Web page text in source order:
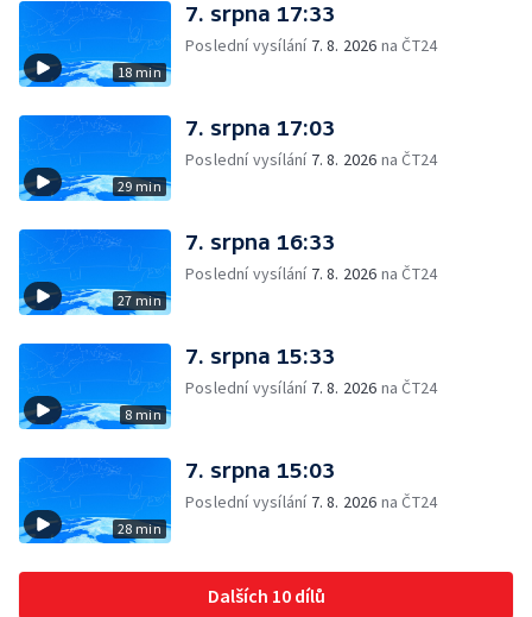
18 min
7. srpna 17:33
Poslední vysílání 7. 8. 2026 na ČT24
29 min
7. srpna 17:03
Poslední vysílání 7. 8. 2026 na ČT24
27 min
7. srpna 16:33
Poslední vysílání 7. 8. 2026 na ČT24
8 min
7. srpna 15:33
Poslední vysílání 7. 8. 2026 na ČT24
28 min
7. srpna 15:03
Poslední vysílání 7. 8. 2026 na ČT24
Dalších 10 dílů